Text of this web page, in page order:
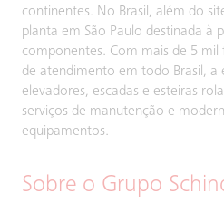
continentes. No Brasil, além do
planta em São Paulo destinada à
componentes. Com mais de 5 mil
de atendimento em todo Brasil, a
elevadores, escadas e esteiras
serviços de manutenção e
equipamentos.
Sobre o Grupo